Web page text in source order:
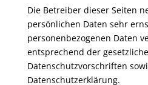
Die Betreiber dieser Seiten
persönlichen Daten sehr
personenbezogenen Daten
entsprechend der
Datenschutzvorschriften
Datenschutzerklärung.